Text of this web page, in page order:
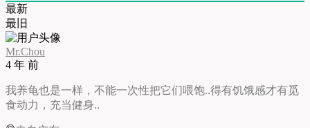
最新
最旧
Mr.Chou
4 年 前
我养龟也是一样，不能一次性把它们喂饱..得有饥饿感才有觅
食动力，充当健身..